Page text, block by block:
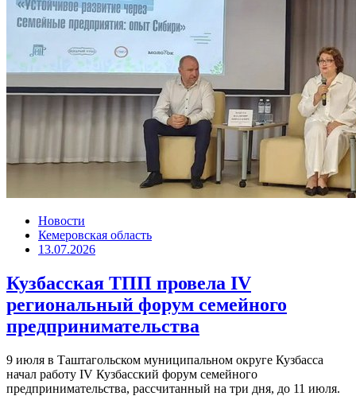
Новости
Кемеровская область
13.07.2026
Кузбасская ТПП провела IV
региональный форум семейного
предпринимательства
9 июля в Таштагольском муниципальном округе Кузбасса
начал работу IV Кузбасский форум семейного
предпринимательства, рассчитанный на три дня, до 11 июля.